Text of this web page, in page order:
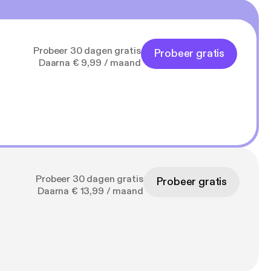
Probeer 30 dagen gratis
Daarna € 9,99 / maand
Probeer gratis
Probeer 30 dagen gratis
Daarna € 13,99 / maand
Probeer gratis